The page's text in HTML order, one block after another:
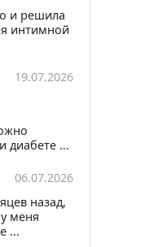
и решила
интимной
19.07.2026
диабете ...
06.07.2026
назад,
меня
...